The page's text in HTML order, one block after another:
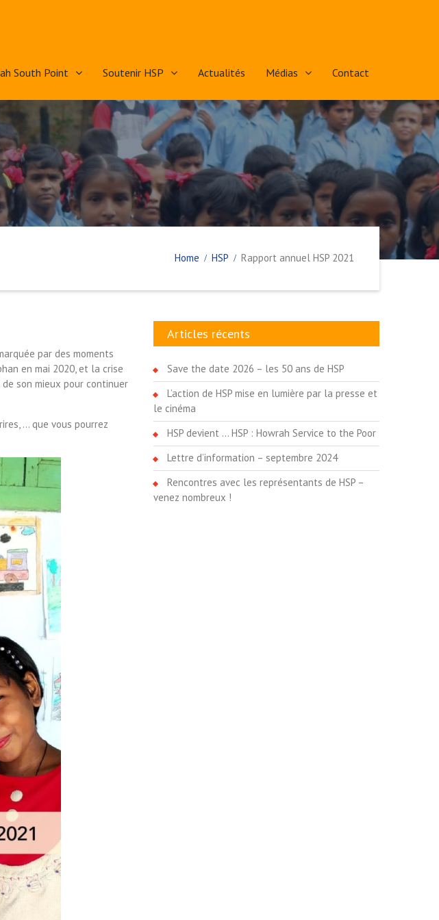
South Point Soutenir HSP Actualités Médias Contact
Home HSP Rapport annuel HSP 2021
par des moments
en mai 2020, et la crise
son mieux pour continuer
… que vous pourrez
Articles récents
Save the date 2026 – les 50 ans de HSP
L’action de HSP mise en lumière par la presse et
le cinéma
HSP devient … HSP : Howrah Service to the Poor
Lettre d’information – septembre 2024
Rencontres avec les représentants de HSP –
venez nombreux !